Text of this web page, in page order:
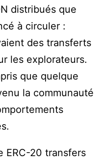
distribués que
à circuler :
des transferts
les explorateurs.
que quelque
la communauté
ERC-20 transfers